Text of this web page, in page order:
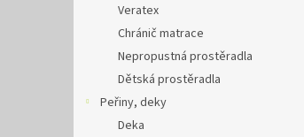
Veratex
Chránič matrace
Nepropustná prostěradla
Dětská prostěradla
Peřiny, deky
Deka